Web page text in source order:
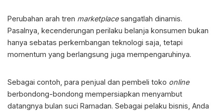
Perubahan arah tren marketplace sangatlah dinamis.
Pasalnya, kecenderungan perilaku belanja konsumen bukan
hanya sebatas perkembangan teknologi saja, tetapi
momentum yang berlangsung juga mempengaruhinya.
Sebagai contoh, para penjual dan pembeli toko online
berbondong-bondong mempersiapkan menyambut
datangnya bulan suci Ramadan. Sebagai pelaku bisnis, Anda